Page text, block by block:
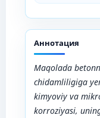
Аннотация
Maqolada
chidamliligiga
kimyoviy va
korroziyasi,